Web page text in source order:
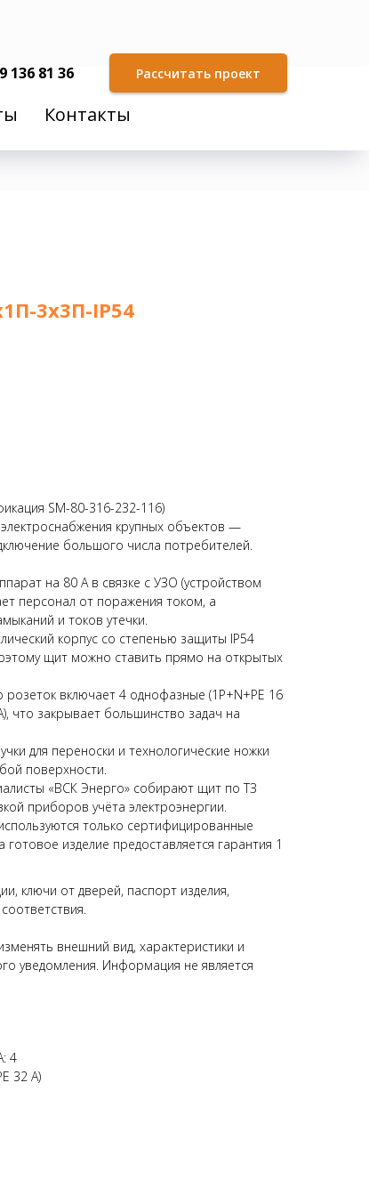
136 81 36 Рассчитать проект
Контакты
3х3П-IP54
SM-80-316-232-116)
крупных объектов —
большого числа потребителей.
на 80 А в связке с УЗО (устройством
персонал от поражения током, а
и токов утечки.
корпус со степенью защиты IP54
щит можно ставить прямо на открытых
включает 4 однофазные (1P+N+PE 16
что закрывает большинство задач на
для переноски и технологические ножки
поверхности.
«ВСК Энерго» собирают щит по ТЗ
приборов учёта электроэнергии.
только сертифицированные
готовое изделие предоставляется гарантия 1
ключи от дверей, паспорт изделия,
внешний вид, характеристики и
уведомления. Информация не является
4
32 А)